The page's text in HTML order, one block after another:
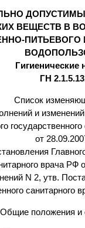
ВЕЩЕСТВ В
ПИТЬЕВОГО
Гигиенические
ГН
Список
и
от
врача РФ
N 2, утв.
санитарного
положения и